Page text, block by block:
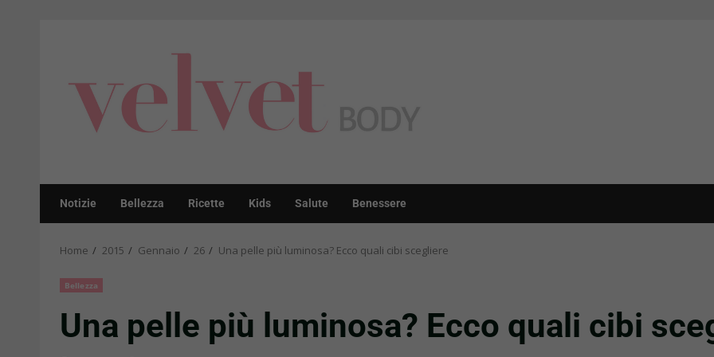
Notizie Bellezza Ricette Kids Salute Benessere
Home 2015 Gennaio 26 Una pelle più luminosa? Ecco quali cibi scegliere
Bellezza
Una pelle più luminosa? Ecco quali cibi